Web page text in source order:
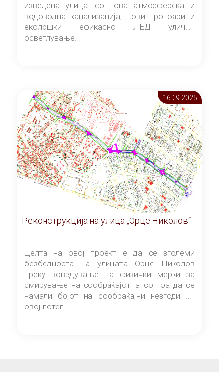
изведена улица, со нова атмосферска и
водоводна канализација, нови тротоари и
еколошки ефикасно ЛЕД улично
осветлување.
16.09 2025
Реконструкција на улица „Орце Николов“
Целта на овој проект е да се зголеми
безбедноста на улицата Орце Николов
преку воведување на физички мерки за
смирување на сообраќајот, а со тоа да се
намали бојот на сообраќајни незгоди на
овој потег